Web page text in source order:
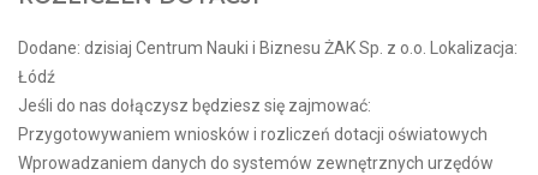
Dodane: dzisiaj Centrum Nauki i Biznesu ŻAK Sp. z o.o. Lokalizacja:
Łódź
Jeśli do nas dołączysz będziesz się zajmować:
Przygotowywaniem wniosków i rozliczeń dotacji oświatowych
Wprowadzaniem danych do systemów zewnętrznych urzędów